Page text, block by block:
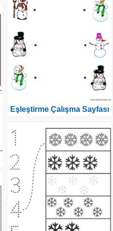
Eşleştirme Çalışma Sayfası